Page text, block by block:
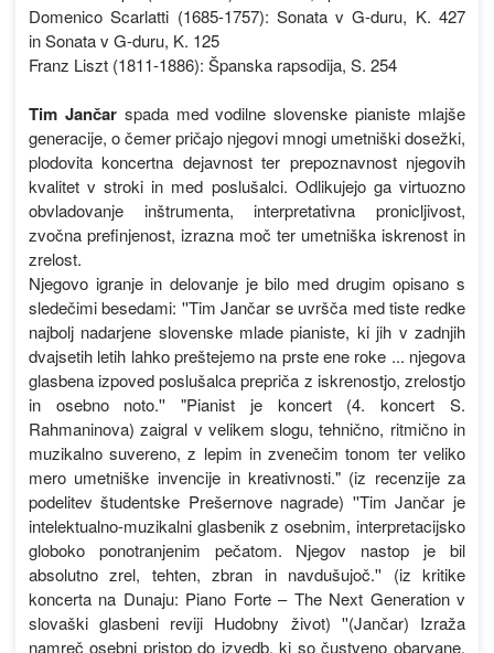
Domenico Scarlatti (1685-1757): Sonata v G-duru, K. 427
in Sonata v G-duru, K. 125
Franz Liszt (1811-1886): Španska rapsodija, S. 254
Tim Jančarspada med vodilne slovenske pianiste mlajše
generacije, o čemer pričajo njegovi mnogi umetniški dosežki,
plodovita koncertna dejavnost ter prepoznavnost njegovih
kvalitet v stroki in med poslušalci. Odlikujejo ga virtuozno
obvladovanje inštrumenta, interpretativna pronicljivost,
zvočna prefinjenost, izrazna moč ter umetniška iskrenost in
zrelost.
Njegovo igranje in delovanje je bilo med drugim opisano s
sledečimi besedami: ''Tim Jančar se uvršča med tiste redke
najbolj nadarjene slovenske mlade pianiste, ki jih v zadnjih
dvajsetih letih lahko preštejemo na prste ene roke ... njegova
glasbena izpoved poslušalca prepriča z iskrenostjo, zrelostjo
in osebno noto.'' "Pianist je koncert (4. koncert S.
Rahmaninova) zaigral v velikem slogu, tehnično, ritmično in
muzikalno suvereno, z lepim in zvenečim tonom ter veliko
mero umetniške invencije in kreativnosti." (iz recenzije za
podelitev študentske Prešernove nagrade) ''Tim Jančar je
intelektualno-muzikalni glasbenik z osebnim, interpretacijsko
globoko ponotranjenim pečatom. Njegov nastop je bil
absolutno zrel, tehten, zbran in navdušujoč.'' (iz kritike
koncerta na Dunaju: Piano Forte – The Next Generation v
slovaški glasbeni reviji Hudobny život) ''(Jančar) Izraža
namreč osebni pristop do izvedb, ki so čustveno obarvane,